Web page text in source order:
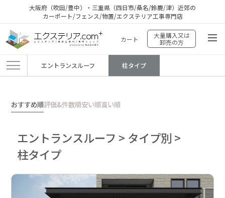
大阪府（吹田/豊中）・三重県（四日市/桑名/鈴鹿/津）近郊の
カーポート/フェンス/物置/エクステリア工事専門店
カート
大量購入又は
卸売の方
エントランスルーフ 柱タイプ
おすすめ順評価&件数順安い順高い順
エントランスルーフ > タイプ別 >
柱タイプ